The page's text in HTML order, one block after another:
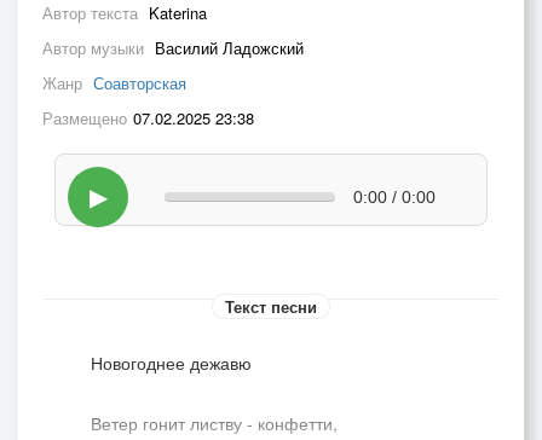
Автор текста Katerina
Автор музыки Василий Ладожский
Жанр Соавторская
Размещено 07.02.2025 23:38
▶ 0:00 / 0:00
Текст песни
Новогоднее дежавю
Ветер гонит листву - конфетти,